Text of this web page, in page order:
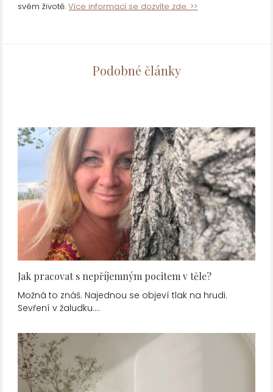
svém životě.Více informací se dozvíte zde. >>
Podobné články
Jak pracovat s nepříjemným pocitem v těle?
Možná to znáš. Najednou se objeví tlak na hrudi.
Sevření v žaludku.…